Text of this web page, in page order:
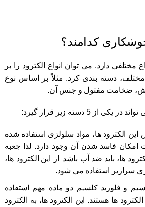
کدامند؟
مختلفی دارد. می توان انواع الکترود را بر
دسته بندی کرد. مثلاً بر اساس نوع
ضخامت مفتول و جنس آن.
5 دسته زیر قرار گیرد:
این الکترود ها، مواد سلولزی استفاده شده
امکان فاسد شدن آن وجود دارد. لذا جعبه
ها، باید ضد آب باشد. از این الکترود ها،
سرازیر استفاده می شود.
و فلورید کلسیم دو ماده مهم استفاده
ها هستند. این الکترود ها، به الکترود